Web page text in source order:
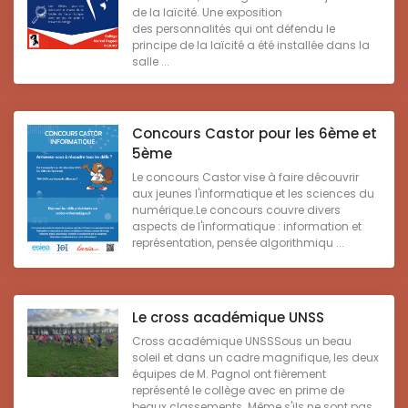
de la laïcité. Une exposition
des personnalités qui ont défendu le
principe de la laïcité a été installée dans la
salle ...
Concours Castor pour les 6ème et
5ème
Le concours Castor vise à faire découvrir
aux jeunes l'informatique et les sciences du
numérique.Le concours couvre divers
aspects de l'informatique : information et
représentation, pensée algorithmiqu ...
Le cross académique UNSS
Cross académique UNSSSous un beau
soleil et dans un cadre magnifique, les deux
équipes de M. Pagnol ont fièrement
représenté le collège avec en prime de